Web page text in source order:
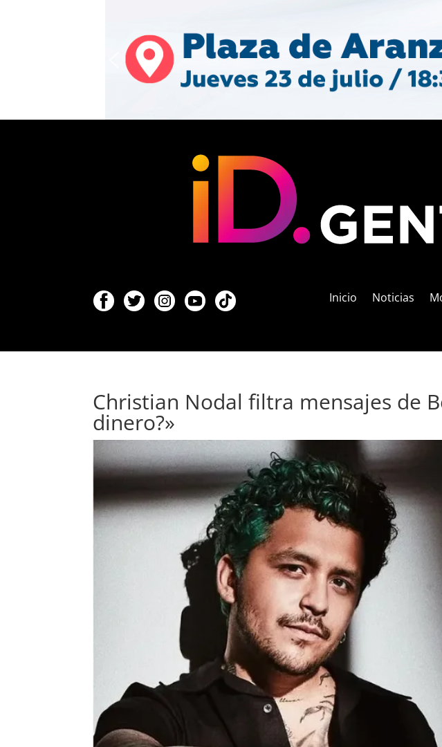
Inicio Noticias
Christian Nodal filtra mensajes de
dinero?»